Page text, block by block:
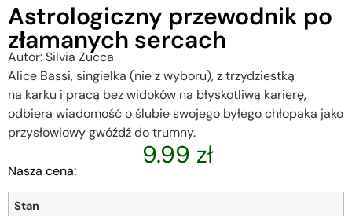
Astrologiczny przewodnik po
złamanych sercach
Autor: Silvia Zucca
Alice Bassi, singielka (nie z wyboru), z trzydziestką
na karku i pracą bez widoków na błyskotliwą karierę,
odbiera wiadomość o ślubie swojego byłego chłopaka jako
przysłowiowy gwóźdź do trumny.
Nasza cena:
9.99 zł
Stan